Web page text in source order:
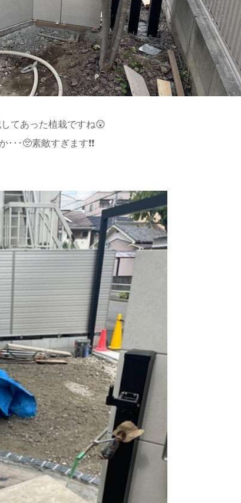
してあった植栽ですね😲
･🥺素敵すぎます❗❗